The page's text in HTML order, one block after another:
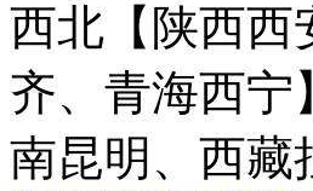
西北【陕西西
齐、青海西宁
南昆明、西藏